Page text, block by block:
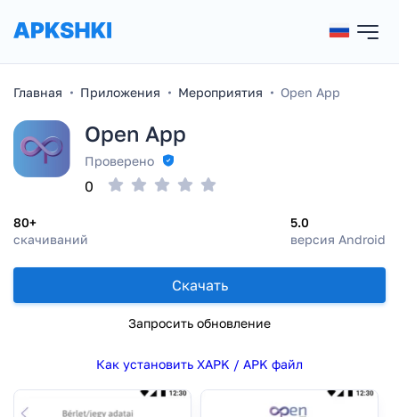
Главная Приложения Мероприятия Open App
Open App
Проверено
80+
скачиваний
5.0
версия Android
0
Скачать
Запросить обновление
Как установить XAPK / APK файл